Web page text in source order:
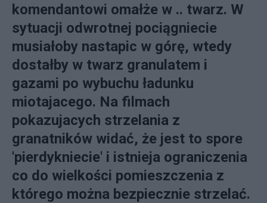
komendantowi omałże w .. twarz. W
sytuacji odwrotnej pociągniecie
musiałoby nastapic w górę, wtedy
dostałby w twarz granulatem i
gazami po wybuchu ładunku
miotajacego. Na filmach
pokazujacych strzelania z
granatników widać, że jest to spore
'pierdykniecie' i istnieja ograniczenia
co do wielkości pomieszczenia z
którego można bezpiecznie strzelać.